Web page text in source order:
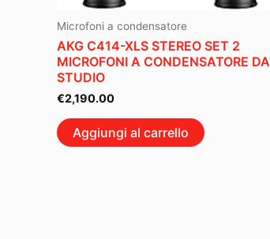
Microfoni a condensatore
AKG C414-XLS STEREO SET 2
MICROFONI A CONDENSATORE DA
STUDIO
€2,190.00
Aggiungi al carrello